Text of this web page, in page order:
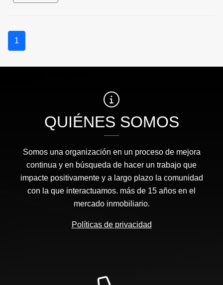
1
QUIÉNES SOMOS
Somos una organización en un proceso de mejora
continua y en búsqueda de hacer un trabajo que
impacte positivamente y a largo plazo la comunidad
con la que interactuamos. más de 15 años en el
mercado inmobiliario.
Políticas de privacidad